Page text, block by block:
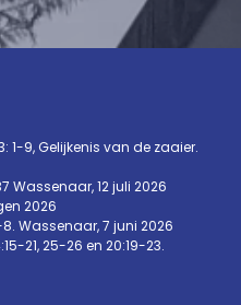
1-9, Gelijkenis van de zaaier.
Wassenaar, 12 juli 2026
2026
Wassenaar, 7 juni 2026
21, 25-26 en 20:19-23.